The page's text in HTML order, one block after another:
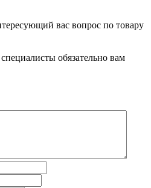
вас вопрос по товару
обязательно вам